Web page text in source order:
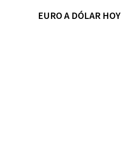
EURO A DÓLAR HOY